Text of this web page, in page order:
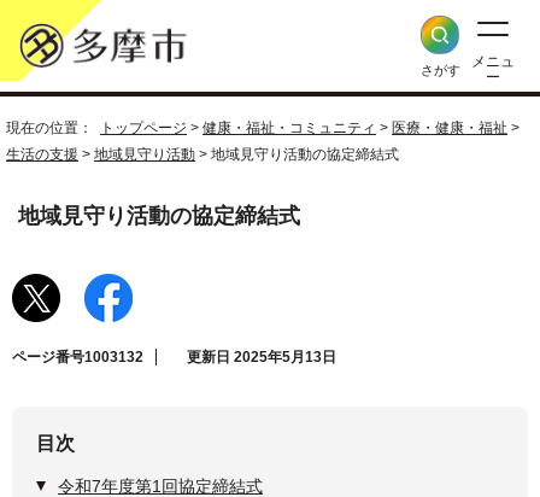
さがす
メニュ
ー
現在の位置： トップページ > 健康・福祉・コミュニティ > 医療・健康・福祉 >
生活の支援 > 地域見守り活動 > 地域見守り活動の協定締結式
地域見守り活動の協定締結式
ページ番号1003132 更新日 2025年5月13日
目次
令和7年度第1回協定締結式